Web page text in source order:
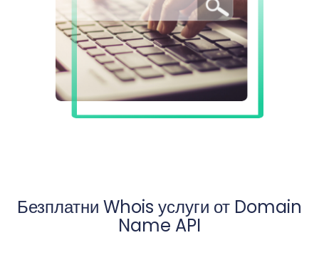
Безплатни Whois услуги от Domain
Name API